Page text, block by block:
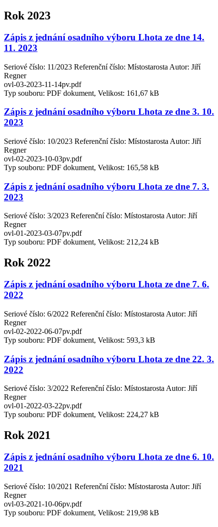
Rok 2023
Zápis z jednání osadního výboru Lhota ze dne 14.
11. 2023
Seriové číslo: 11/2023 Referenční číslo: Místostarosta Autor: Jiří
Regner
ovl-03-2023-11-14pv.pdf
Typ souboru: PDF dokument, Velikost: 161,67 kB
Zápis z jednání osadního výboru Lhota ze dne 3. 10.
2023
Seriové číslo: 10/2023 Referenční číslo: Místostarosta Autor: Jiří
Regner
ovl-02-2023-10-03pv.pdf
Typ souboru: PDF dokument, Velikost: 165,58 kB
Zápis z jednání osadního výboru Lhota ze dne 7. 3.
2023
Seriové číslo: 3/2023 Referenční číslo: Místostarosta Autor: Jiří
Regner
ovl-01-2023-03-07pv.pdf
Typ souboru: PDF dokument, Velikost: 212,24 kB
Rok 2022
Zápis z jednání osadního výboru Lhota ze dne 7. 6.
2022
Seriové číslo: 6/2022 Referenční číslo: Místostarosta Autor: Jiří
Regner
ovl-02-2022-06-07pv.pdf
Typ souboru: PDF dokument, Velikost: 593,3 kB
Zápis z jednání osadního výboru Lhota ze dne 22. 3.
2022
Seriové číslo: 3/2022 Referenční číslo: Místostarosta Autor: Jiří
Regner
ovl-01-2022-03-22pv.pdf
Typ souboru: PDF dokument, Velikost: 224,27 kB
Rok 2021
Zápis z jednání osadního výboru Lhota ze dne 6. 10.
2021
Seriové číslo: 10/2021 Referenční číslo: Místostarosta Autor: Jiří
Regner
ovl-03-2021-10-06pv.pdf
Typ souboru: PDF dokument, Velikost: 219,98 kB